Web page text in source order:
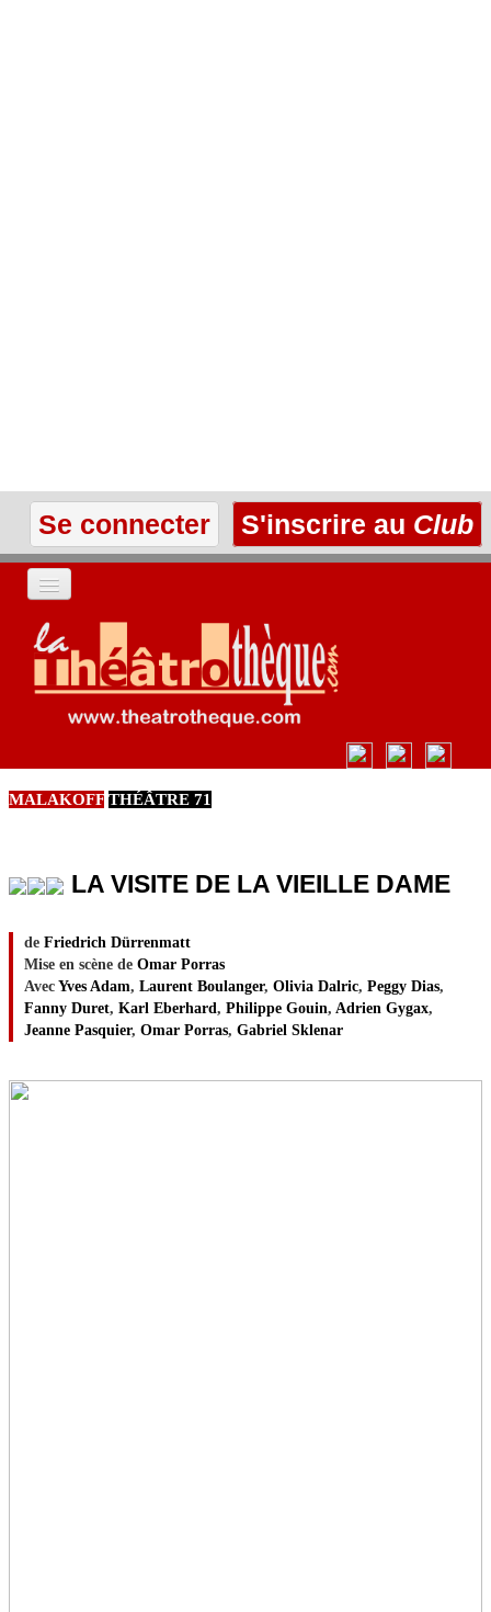
Se connecter S'inscrire au Club
ACCUEIL
LES TEXTES
LES ANNONCES
MALAKOFF THÉÂTRE 71
LA VISITE DE LA VIEILLE DAME
de Friedrich Dürrenmatt
Mise en scène de Omar Porras
Avec Yves Adam, Laurent Boulanger, Olivia Dalric, Peggy Dias,
Fanny Duret, Karl Eberhard , Philippe Gouin, Adrien Gygax,
Jeanne Pasquier, Omar Porras, Gabriel Sklenar